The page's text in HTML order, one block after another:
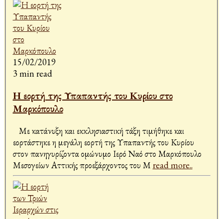
15/02/2019
3 min read
Η εορτή της Υπαπαντής του Κυρίου στο
Μαρκόπουλο
Με κατάνυξη και εκκλησιαστική τάξη τιμήθηκε και
εορτάστηκε η μεγάλη εορτή της Υπαπαντής του Κυρίου
στον πανηγυρίζοντα ομώνυμο Ιερό Ναό στο Μαρκόπουλο
Μεσογείων Αττικής προεξάρχοντος του Μ read more..